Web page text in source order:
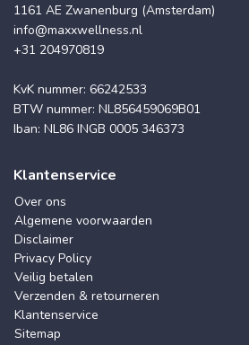
1161 AE Zwanenburg (Amsterdam)
info@maxxwellness.nl
+31 204970819
KvK nummer: 66242533
BTW nummer: NL856459069B01
Iban: NL86 INGB 0005 346373
Klantenservice
Over ons
Algemene voorwaarden
Disclaimer
Privacy Policy
Veilig betalen
Verzenden & retourneren
Klantenservice
Sitemap